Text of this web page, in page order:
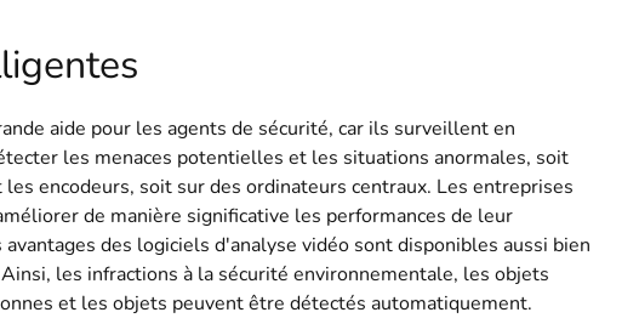
aide pour les agents de sécurité, car ils surveillent en
les menaces potentielles et les situations anormales, soit
encodeurs, soit sur des ordinateurs centraux. Les entreprises
de manière significative les performances de leur
des logiciels d'analyse vidéo sont disponibles aussi bien
les infractions à la sécurité environnementale, les objets
et les objets peuvent être détectés automatiquement.